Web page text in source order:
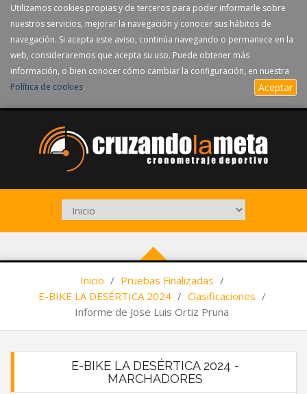
Utilizamos cookies propias y de terceros para poder informarle sobre
nuestros servicios, mejorar la navegación y conocer sus hábitos de
navegación. Si acepta este aviso, continúa navegando o permanece en la
web, consideraremos que acepta su uso. Puede obtener más
información, o bien conocer cómo cambiar la configuración, en nuestra
Política de cookies. Aceptar
Inicio / Pruebas Finalizadas /
E-BIKE LA DESÉRTICA 2024 / Clasificaciones /
Informe de Jose Luis Ortiz Pruna
E-BIKE LA DESÉRTICA 2024 -
MARCHADORES